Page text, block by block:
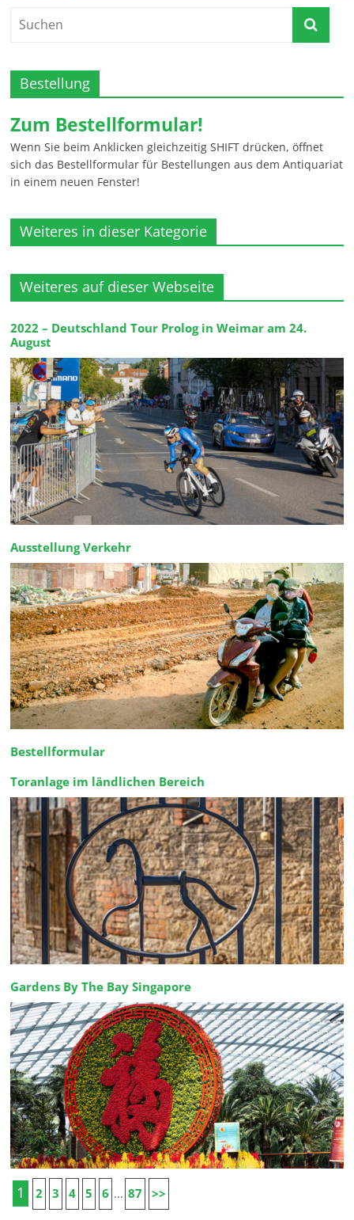
Bestellung
Zum Bestellformular!
Wenn Sie beim Anklicken gleichzeitig SHIFT drücken, öffnet
sich das Bestellformular für Bestellungen aus dem Antiquariat
in einem neuen Fenster!
Weiteres in dieser Kategorie
Weiteres auf dieser Webseite
2022 – Deutschland Tour Prolog in Weimar am 24.
August
Ausstellung Verkehr
Bestellformular
Toranlage im ländlichen Bereich
Gardens By The Bay Singapore
1 2 3 4 5 6 ... 87 >>